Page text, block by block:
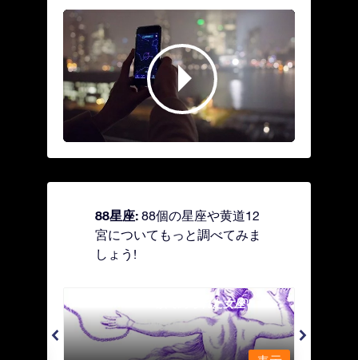
88星座: 88個の星座や黄道12
宮についてもっと調べてみま
しょう!
Andromeda - 鎖で縛られた女座